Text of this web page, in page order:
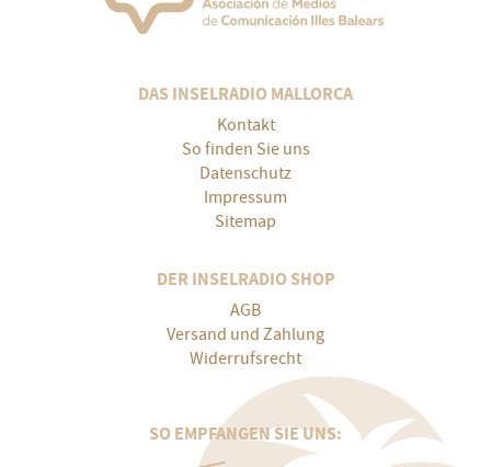
DAS INSELRADIO MALLORCA
Kontakt
So finden Sie uns
Datenschutz
Impressum
Sitemap
DER INSELRADIO SHOP
AGB
Versand und Zahlung
Widerrufsrecht
SO EMPFANGEN SIE UNS: